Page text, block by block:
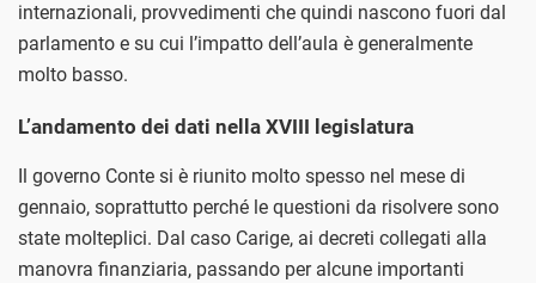
internazionali, provvedimenti che quindi nascono fuori dal
parlamento e su cui l’impatto dell’aula è generalmente
molto basso.
L’andamento dei dati nella XVIII legislatura
Il governo Conte si è riunito molto spesso nel mese di
gennaio, soprattutto perché le questioni da risolvere sono
state molteplici. Dal caso Carige, ai decreti collegati alla
manovra finanziaria, passando per alcune importanti